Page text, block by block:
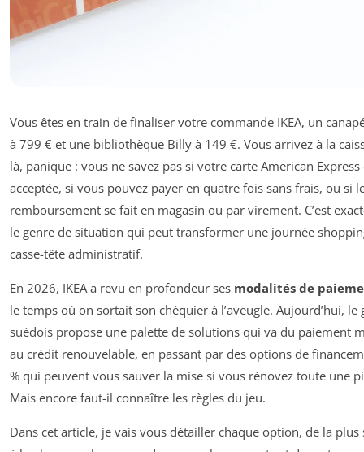
Vous êtes en train de finaliser votre commande IKEA, un
à 799 € et une bibliothèque Billy à 149 €. Vous arrivez à la
là, panique : vous ne savez pas si votre carte American Express
acceptée, si vous pouvez payer en quatre fois sans frais, ou si
remboursement se fait en magasin ou par virement. C’est
le genre de situation qui peut transformer une journée
casse-tête administratif.
En 2026, IKEA a revu en profondeur ses modalités de
le temps où on sortait son chéquier à l’aveugle. Aujourd’hui, le
suédois propose une palette de solutions qui va du paiement
au crédit renouvelable, en passant par des options de
% qui peuvent vous sauver la mise si vous rénovez toute une
Mais encore faut-il connaître les règles du jeu.
Dans cet article, je vais vous détailler chaque option, de la plus